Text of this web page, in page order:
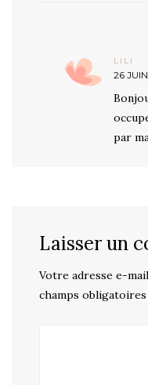
LILI
26
par
Laisser un
Votre adresse e-
champs